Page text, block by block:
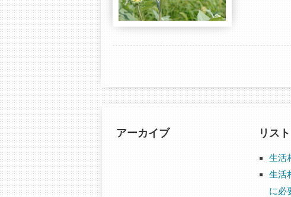
アーカイブ リスト
生活
生活
に必